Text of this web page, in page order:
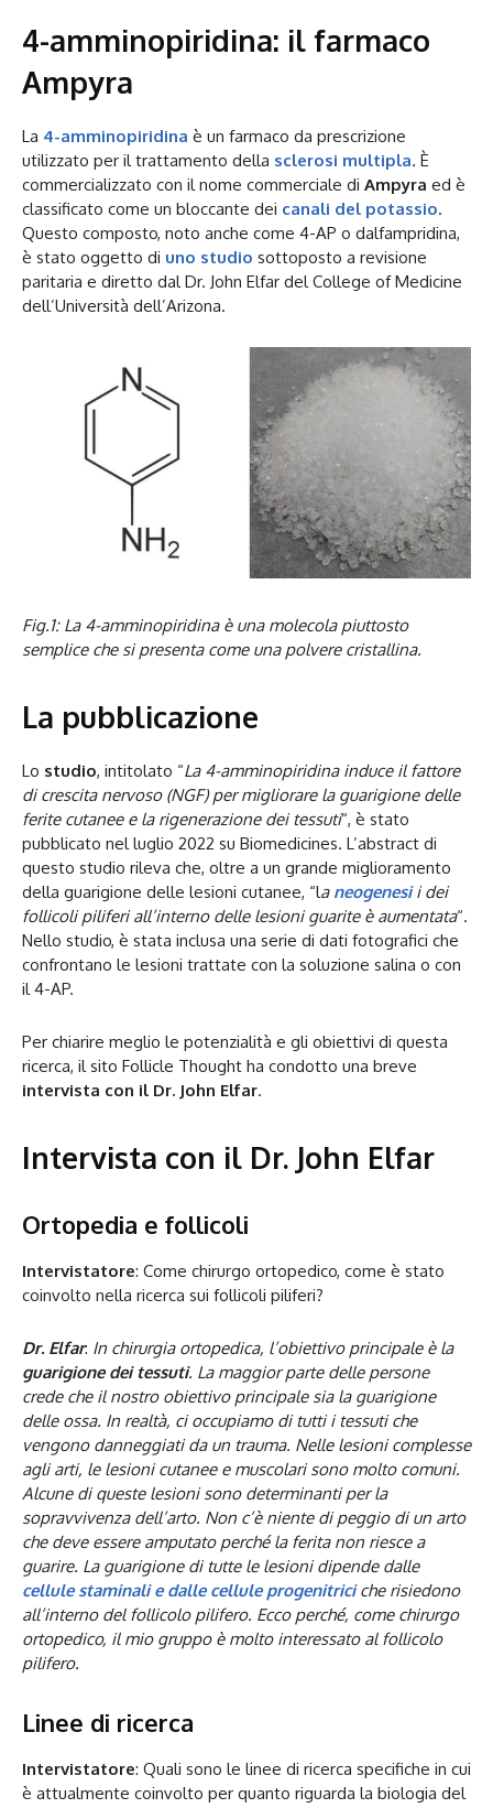
4-amminopiridina: il farmaco
Ampyra
La 4-amminopiridina è un farmaco da prescrizione
utilizzato per il trattamento della sclerosi multipla. È
commercializzato con il nome commerciale di Ampyra ed è
classificato come un bloccante dei canali del potassio.
Questo composto, noto anche come 4-AP o dalfampridina,
è stato oggetto di uno studio sottoposto a revisione
paritaria e diretto dal Dr. John Elfar del College of Medicine
dell’Università dell’Arizona.
Fig.1: La 4-amminopiridina è una molecola piuttosto
semplice che si presenta come una polvere cristallina.
La pubblicazione
Lo studio, intitolato “La 4-amminopiridina induce il fattore
di crescita nervoso (NGF) per migliorare la guarigione delle
ferite cutanee e la rigenerazione dei tessuti“, è stato
pubblicato nel luglio 2022 su Biomedicines. L’abstract di
questo studio rileva che, oltre a un grande miglioramento
della guarigione delle lesioni cutanee, “la neogenesii dei
follicoli piliferi all’interno delle lesioni guarite è aumentata“.
Nello studio, è stata inclusa una serie di dati fotografici che
confrontano le lesioni trattate con la soluzione salina o con
il 4-AP.
Per chiarire meglio le potenzialità e gli obiettivi di questa
ricerca, il sito Follicle Thought ha condotto una breve
intervista con il Dr. John Elfar.
Intervista con il Dr. John Elfar
Ortopedia e follicoli
Intervistatore: Come chirurgo ortopedico, come è stato
coinvolto nella ricerca sui follicoli piliferi?
Dr. Elfar: In chirurgia ortopedica, l’obiettivo principale è la
guarigione dei tessuti. La maggior parte delle persone
crede che il nostro obiettivo principale sia la guarigione
delle ossa. In realtà, ci occupiamo di tutti i tessuti che
vengono danneggiati da un trauma. Nelle lesioni complesse
agli arti, le lesioni cutanee e muscolari sono molto comuni.
Alcune di queste lesioni sono determinanti per la
sopravvivenza dell’arto. Non c’è niente di peggio di un arto
che deve essere amputato perché la ferita non riesce a
guarire. La guarigione di tutte le lesioni dipende dalle
cellule staminali e dalle cellule progenitriciche risiedono
all’interno del follicolo pilifero. Ecco perché, come chirurgo
ortopedico, il mio gruppo è molto interessato al follicolo
pilifero.
Linee di ricerca
Intervistatore: Quali sono le linee di ricerca specifiche in cui
è attualmente coinvolto per quanto riguarda la biologia del